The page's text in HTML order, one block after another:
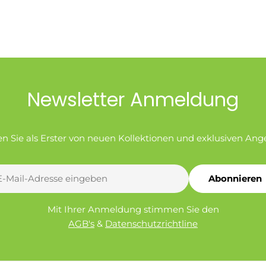
Newsletter Anmeldung
Sie als Erster von neuen Kollektionen und exklusiven
Abonnieren
Mit Ihrer Anmeldung stimmen Sie den
AGB's & Datenschutzrichtline